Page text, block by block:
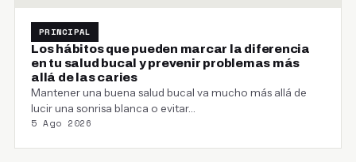
PRINCIPAL
Los hábitos que pueden marcar la diferencia
en tu salud bucal y prevenir problemas más
allá de las caries
Mantener una buena salud bucal va mucho más allá de
lucir una sonrisa blanca o evitar…
5 Ago 2026